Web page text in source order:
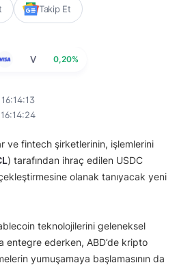
Takip Et
V 0,20%
16:14:24
ve fintech şirketlerinin, işlemlerini
) tarafından ihraç edilen USDC
olanak tanıyacak yeni
teknolojilerini geleneksel
entegre ederken, ABD’de kripto
yumuşamaya başlamasının da